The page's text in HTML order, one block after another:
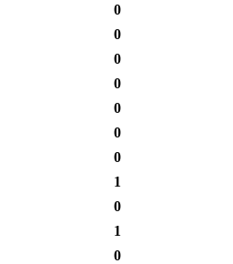
0
0
0
0
0
0
0
1
0
1
0